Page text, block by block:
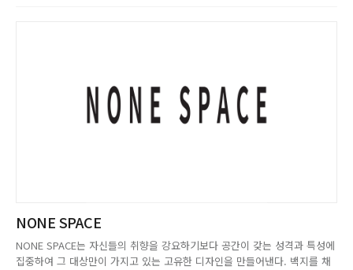
NONE SPACE
NONE SPACE는 자신들의 취향을 강요하기보다 공간이 갖는 성격과 특성에
집중하여 그 대상만이 가지고 있는 고유한 디자인을 만들어낸다. 백지를 채